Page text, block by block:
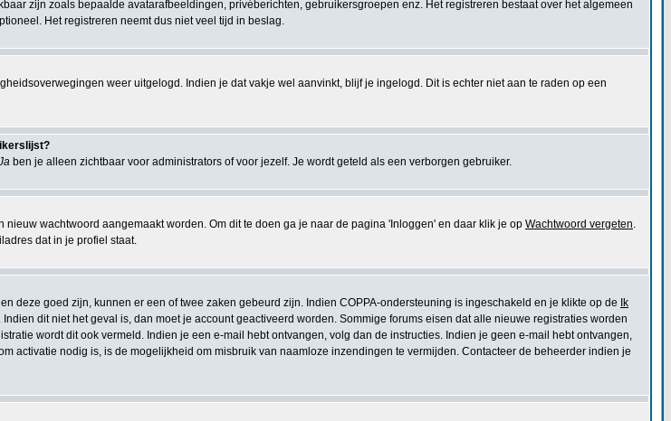
zijn zoals bepaalde avatarafbeeldingen, privéberichten, gebruikersgroepen enz. Het registreren bestaat over het algemeen
Het registreren neemt dus niet veel tijd in beslag.
weer uitgelogd. Indien je dat vakje wel aanvinkt, blijf je ingelogd. Dit is echter niet aan te raden op een
ben je alleen zichtbaar voor administrators of voor jezelf. Je wordt geteld als een verborgen gebruiker.
wachtwoord aangemaakt worden. Om dit te doen ga je naar de pagina 'Inloggen' en daar klik je op Wachtwoord vergeten.
dat in je profiel staat.
deze goed zijn, kunnen er een of twee zaken gebeurd zijn. Indien COPPA-ondersteuning is ingeschakeld en je klikte op de
Ik
dit niet het geval is, dan moet je account geactiveerd worden. Sommige forums eisen dat alle nieuwe registraties worden
wordt dit ook vermeld. Indien je een e-mail hebt ontvangen, volg dan de instructies. Indien je geen e-mail hebt ontvangen,
activatie nodig is, is de mogelijkheid om misbruik van naamloze inzendingen te vermijden. Contacteer de beheerder indien je